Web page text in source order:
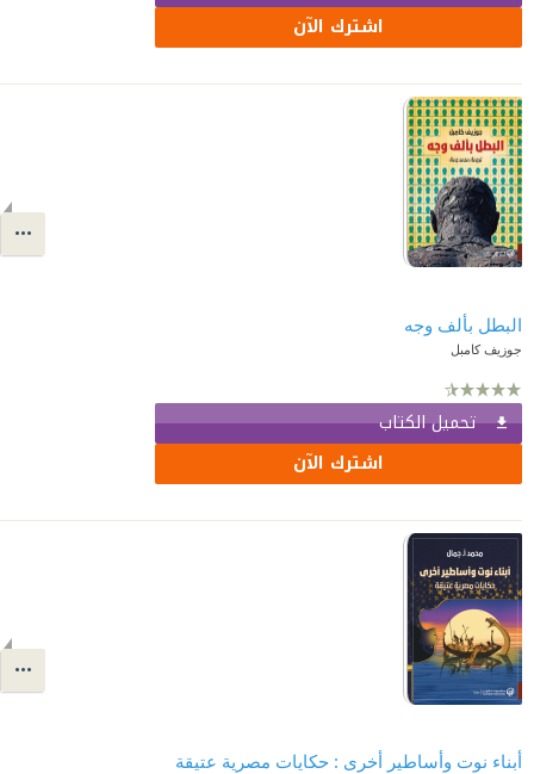
اشترك الآن
البطل بألف وجه
جوزيف كامبل
تحميل الكتاب
اشترك الآن
أبناء نوت وأساطير أخرى : حكايات مصرية عتيقة